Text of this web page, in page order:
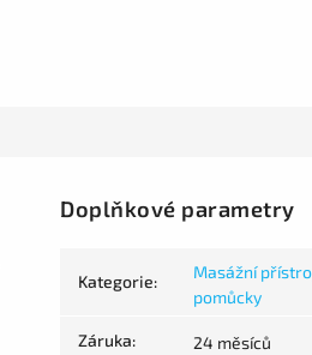
Doplňkové parametry
Kategorie:
Masážní
pomůcky
Záruka: 24 měsíců